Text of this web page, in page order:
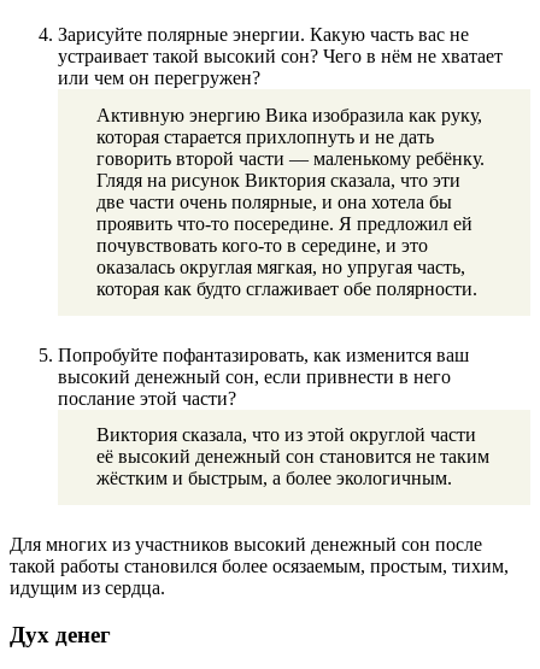
Зарисуйте полярные энергии. Какую часть вас не
устраивает такой высокий сон? Чего в нём не хватает
или чем он перегружен?
Активную энергию Вика изобразила как руку,
которая старается прихлопнуть и не дать
говорить второй части — маленькому ребёнку.
Глядя на рисунок Виктория сказала, что эти
две части очень полярные, и она хотела бы
проявить что-то посередине. Я предложил ей
почувствовать кого-то в середине, и это
оказалась округлая мягкая, но упругая часть,
которая как будто сглаживает обе полярности.
Попробуйте пофантазировать, как изменится ваш
высокий денежный сон, если привнести в него
послание этой части?
Виктория сказала, что из этой округлой части
её высокий денежный сон становится не таким
жёстким и быстрым, а более экологичным.
Для многих из участников высокий денежный сон после
такой работы становился более осязаемым, простым, тихим,
идущим из сердца.
Дух денег